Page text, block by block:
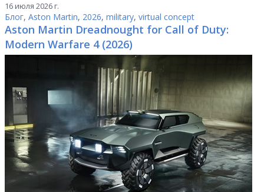
16 июля 2026 г.
Блог, Aston Martin, 2026, military, virtual concept
Aston Martin Dreadnought for Call of Duty:
Modern Warfare 4 (2026)